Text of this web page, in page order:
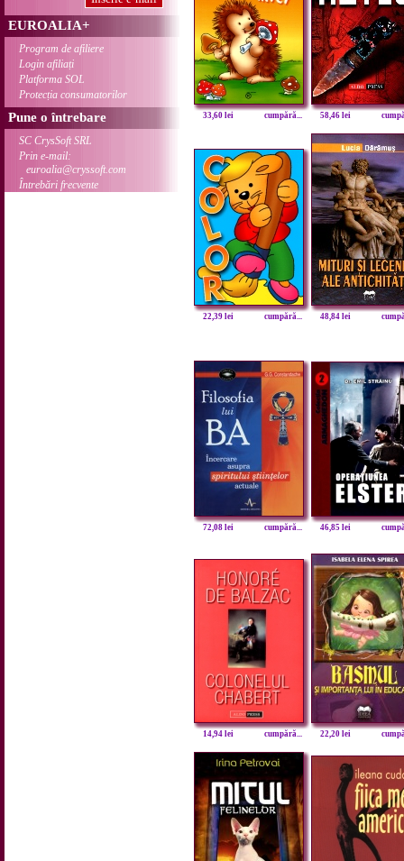
EUROALIA+
Program de afiliere
Login afiliați
Platforma SOL
Protecția consumatorilor
Pune o întrebare
SC CrysSoft SRL
Prin e-mail:
euroalia@cryssoft.com
Întrebări frecvente
33,60 lei cumpără... 58,46 lei
22,39 lei cumpără... 48,84 lei
72,08 lei cumpără... 46,85 lei
14,94 lei cumpără... 22,20 lei